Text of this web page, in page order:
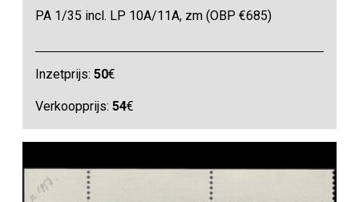
PA 1/35 incl. LP 10A/11A, zm (OBP €685)
Inzetprijs:50€
Verkoopprijs:54€